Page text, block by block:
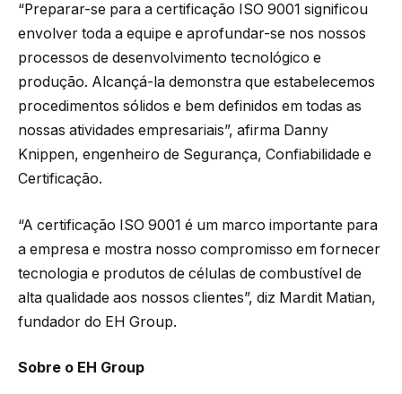
“Preparar-se para a certificação ISO 9001 significou
envolver toda a equipe e aprofundar-se nos nossos
processos de desenvolvimento tecnológico e
produção. Alcançá-la demonstra que estabelecemos
procedimentos sólidos e bem definidos em todas as
nossas atividades empresariais”, afirma Danny
Knippen, engenheiro de Segurança, Confiabilidade e
Certificação.
“A certificação ISO 9001 é um marco importante para
a empresa e mostra nosso compromisso em fornecer
tecnologia e produtos de células de combustível de
alta qualidade aos nossos clientes”, diz Mardit Matian,
fundador do EH Group.
Sobre o EH Group